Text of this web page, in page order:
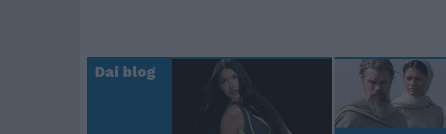
Dai blog